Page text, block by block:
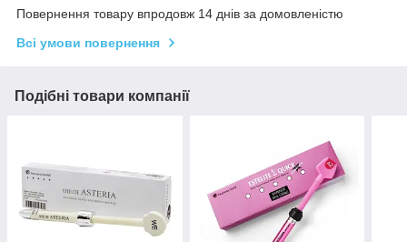
Повернення товару впродовж 14 днів за домовленістю
Всі умови повернення
Подібні товари компанії